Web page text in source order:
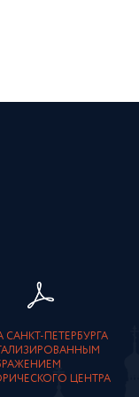
САНКТ-ПЕТЕРБУРГА
ЦЕНТРА